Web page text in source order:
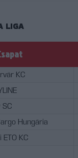
LIGA
KC
SC
Hungária
KC